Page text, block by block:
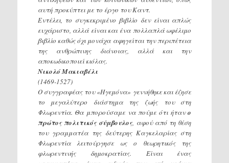
αυτή προκύπτει με το έργο του Καντ.
Εντέλει, το συγκεκριμένο βιβλίο δεν είναι απλώς
ευχάριστο, αλλά είναι και ένα πολλαπλά ωφέλιμο
βιβλίο καθώς όχι μονάχα αφηγείται την περιπέτεια
της ανθρώπινης διάνοιας, αλλά και την
αποκωδικοποιεί κιόλας.
Νικολό Μακιαβέλι
(1469-1527)
Ο συγγραφέας του «Ηγεμόνα» γεννήθηκε και έζησε
το μεγαλύτερο διάστημα της ζωής του στη
Φλωρεντία. Θα μπορούσαμε να πούμε ότι ήτανο
πρώτος πολιτικός σύμβουλος, αφού από τη θέση
του γραμματέα της δεύτερης Καγκελαρίας στη
Φλωρεντία λειτούργησε ως ο θεωρητικός της
φλωρεντινής δημοκρατίας. Είναι ένας